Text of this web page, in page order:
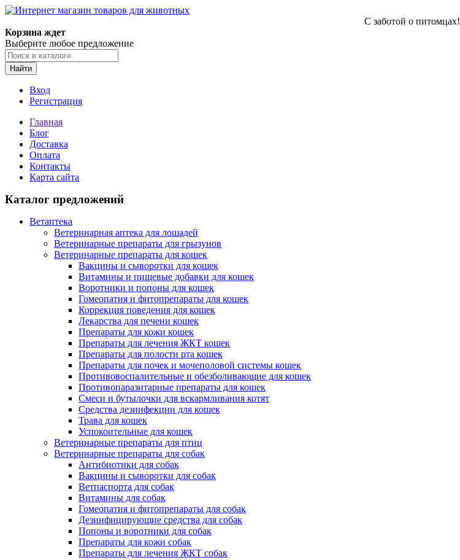
С заботой о питомцах!
Корзина ждет
Выберите любое предложение
Найти
Вход
Регистрация
Главная
Блог
Доставка
Оплата
Контакты
Карта сайта
Каталог предложений
Ветаптека
Ветеринарная аптека для лошадей
Ветеринарные препараты для грызунов
Ветеринарные препараты для кошек
Вакцины и сыворотки для кошек
Витамины и пищевые добавки для кошек
Воротники и попоны для кошек
Гомеопатия и фитопрепараты для кошек
Коррекция поведения для кошек
Лекарства для печени кошек
Препараты для кожи кошек
Препараты для лечения ЖКТ кошек
Препараты для полости рта кошек
Препараты для почек и мочеполовой системы кошек
Противовоспалительные и обезболивающие для кошек
Противопаразитарные препараты для кошек
Смеси и бутылочки для вскармливания котят
Средства дезинфекции для кошек
Трава для кошек
Успокоительные для кошек
Ветеринарные препараты для птиц
Ветеринарные препараты для собак
Антибиотики для собак
Вакцины и сыворотки для собак
Ветпаспорта для собак
Витамины для собак
Гомеопатия и фитопрепараты для собак
Дезинфицирующие средства для собак
Попоны и воротники для собак
Препараты для кожи собак
Препараты для лечения ЖКТ собак